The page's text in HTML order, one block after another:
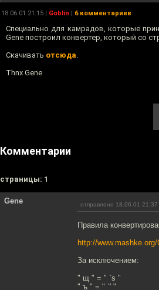
18.06.01 21:15 | Goblin | 6 комментариев
Специально для камрадов, которые
Gene построил конвертер, который со
Скачивать отсюда.
Thnx Gene
Комментарии
cтраницы: 1
Gene отправлено 18.06.01 21:37
Правила
http://
За исключением:
" щ " = " `s "
" ъ " = " `' "